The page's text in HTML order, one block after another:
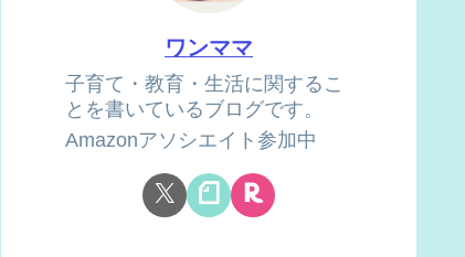
ワンママ
子育て・教育・生活に関するこ
とを書いているブログです。
Amazonアソシエイト参加中